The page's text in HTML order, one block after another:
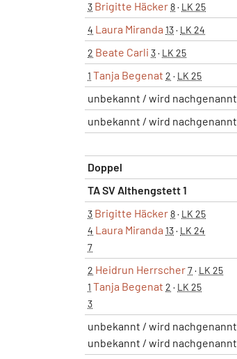
3 Brigitte Häcker8· LK 25
4 Laura Miranda 13· LK 24
2 Beate Carli 3· LK 25
1 Tanja Begenat 2 · LK 25
unbekannt / wird nachgenannt
unbekannt / wird nachgenannt
Doppel
TA SV Althengstett 1
3 Brigitte Häcker8· LK 25
4 Laura Miranda 13· LK 24
7
2 Heidrun Herrscher7· LK 25
1 Tanja Begenat 2 · LK 25
3
unbekannt / wird nachgenannt
unbekannt / wird nachgenannt